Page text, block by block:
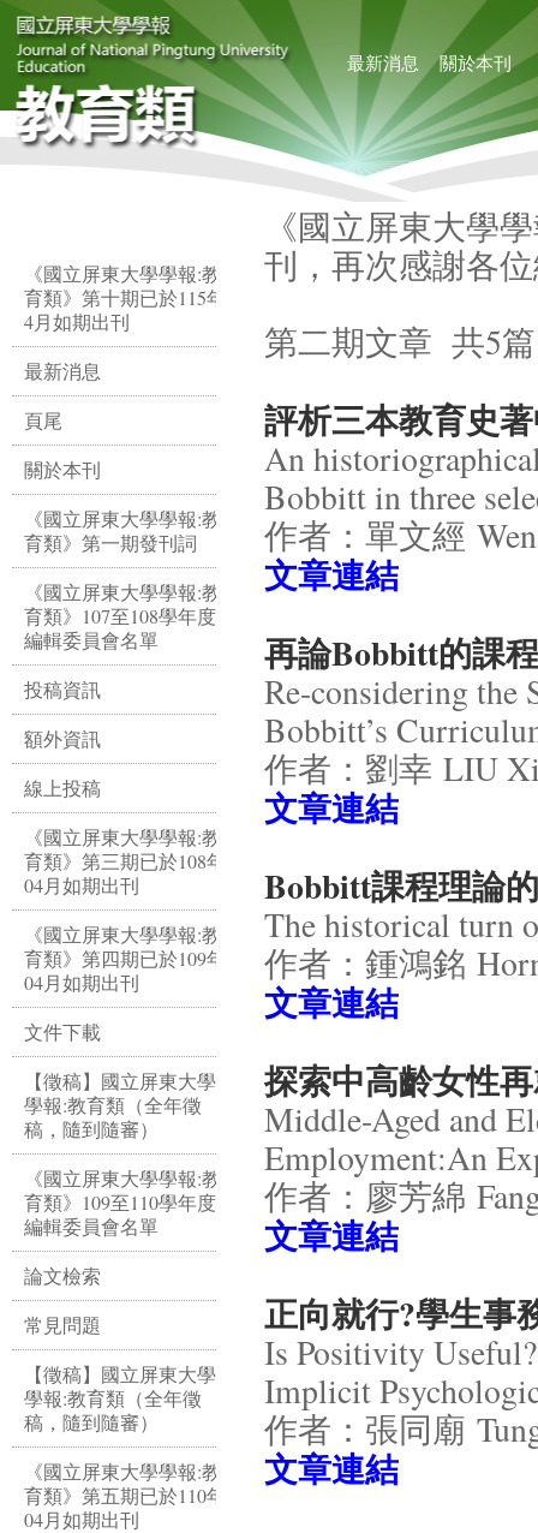
最新消息 關於本刊
《國立屏東大學
刊，再次感謝各
第二期文章 共5篇
評析三本教育史
An
Bobbitt in three
作者：單文經
文章連結
再論Bobbitt的課
Re-considering the
Bobbitt’s
作者：劉幸 LIU
​文章連結
Bobbitt課程理論
The historical turn
作者：鍾鴻銘
​文章連結
探索中高齡女性
Middle-Aged and
Employment:An
作者：廖芳綿
​文章連結
正向就行?學生事
Is Positivity
Implicit
作者：張同廟
​文章連結
《國立屏東大學學報:教
育類》第十期已於115年
4月如期出刊
最新消息
頁尾
關於本刊
《國立屏東大學學報:教
育類》第一期發刊詞
《國立屏東大學學報:教
育類》107至108學年度
編輯委員會名單
投稿資訊
額外資訊
線上投稿
《國立屏東大學學報:教
育類》第三期已於108年
04月如期出刊
《國立屏東大學學報:教
育類》第四期已於109年
04月如期出刊
文件下載
【徵稿】國立屏東大學
學報:教育類（全年徵
稿，隨到隨審）
《國立屏東大學學報:教
育類》109至110學年度
編輯委員會名單
論文檢索
常見問題
【徵稿】國立屏東大學
學報:教育類（全年徵
稿，隨到隨審）
《國立屏東大學學報:教
育類》第五期已於110年
04月如期出刊